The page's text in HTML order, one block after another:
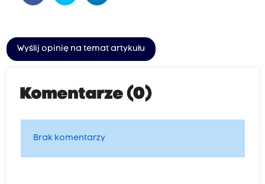
Wyślij opinię na temat artykułu
Komentarze (0)
Brak komentarzy